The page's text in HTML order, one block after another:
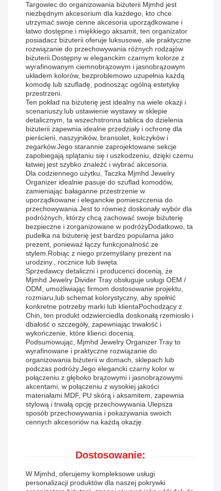
Targowiec do organizowania biżuterii Mjmhd jest
niezbędnym akcesorium dla każdego, kto chce
utrzymać swoje cenne akcesoria uporządkowane i
łatwo dostępne.i miękkiego aksamit, ten organizator
posiadacz biżuterii oferuje luksusowe, ale praktyczne
rozwiązanie do przechowywania różnych rodzajów
biżuterii.Dostępny w eleganckim czarnym kolorze z
wyrafinowanym ciemnobrązowym i jasnobrązowym
układem kolorów, bezproblemowo uzupełnia każdą
komodę lub szufladę, podnosząc ogólną estetykę
przestrzeni.
Ten pokład na biżuterię jest idealny na wiele okazji i
scenariuszy.lub ustawienie wystawy w sklepie
detalicznym, ta wszechstronna tablica do dzielenia
biżuterii zapewnia idealne przedziały i ochronę dla
pierścieni, naszyjników, bransolet, kolczyków i
zegarków.Jego starannie zaprojektowane sekcje
zapobiegają splątaniu się i uszkodzeniu, dzięki czemu
łatwiej jest szybko znaleźć i wybrać akcesoria.
Dla codziennego użytku, Taczka Mjmhd Jewelry
Organizer idealnie pasuje do szuflad komodów,
zamieniając bałaganne przestrzenie w
uporządkowane i eleganckie pomieszczenia do
przechowywania.Jest to również doskonały wybór dla
podróżnych, którzy chcą zachować swoje biżuterię
bezpieczne i zorganizowane w podróżyDodatkowo, ta
pudełka na biżuterię jest bardzo popularna jako
prezent, ponieważ łączy funkcjonalność ze
stylem.Robiąc z niego przemyślany prezent na
urodziny., rocznice lub święta.
Sprzedawcy detaliczni i producenci docenią, że
Mjmhd Jewelry Divider Tray obsługuje usługi OEM /
ODM, umożliwiając firmom dostosowanie projektu,
rozmiaru,lub schemat kolorystyczny, aby spełnić
konkretne potrzeby marki lub klientaPochodzący z
Chin, ten produkt odzwierciedla doskonałą rzemiosło i
dbałość o szczegóły, zapewniając trwałość i
wykończenie, które klienci docenią.
Podsumowując, Mjmhd Jewelry Organizer Tray to
wyrafinowane i praktyczne rozwiązanie do
organizowania biżuterii w domach, sklepach lub
podczas podróży.Jego elegancki czarny kolor w
połączeniu z głęboko brązowymi i jasnobrązowymi
akcentami, w połączeniu z wysokiej jakości
materiałami MDF, PU skórą i aksamitem, zapewnia
stylową i trwałą opcję przechowywania.Ulepsza
sposób przechowywania i pokazywania swoich
cennych akcesoriów na każdą okazję.
Dostosowanie:
W Mjmhd, oferujemy kompleksowe usługi
personalizacji produktów dla naszej pokrywki